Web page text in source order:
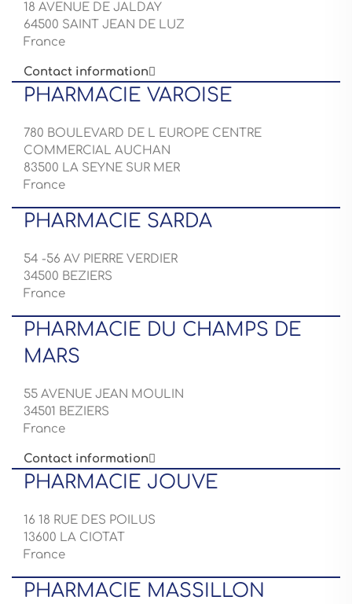
18 AVENUE DE JALDAY
64500 SAINT JEAN DE LUZ
France
Contact information
PHARMACIE VAROISE
780 BOULEVARD DE L EUROPE CENTRE
COMMERCIAL AUCHAN
83500 LA SEYNE SUR MER
France
PHARMACIE SARDA
54 -56 AV PIERRE VERDIER
34500 BEZIERS
France
PHARMACIE DU CHAMPS DE
MARS
55 AVENUE JEAN MOULIN
34501 BEZIERS
France
Contact information
PHARMACIE JOUVE
16 18 RUE DES POILUS
13600 LA CIOTAT
France
PHARMACIE MASSILLON